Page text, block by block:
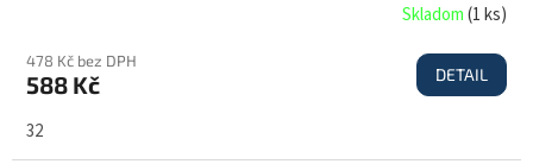
Skladom(1 ks)
478 Kč bez DPH
588 Kč DETAIL
32